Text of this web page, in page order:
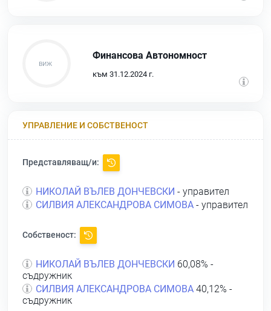
Финансова Автономност
към 31.12.2024 г.
УПРАВЛЕНИЕ И СОБСТВЕНОСТ
Представляващ/и:
НИКОЛАЙ ВЪЛЕВ ДОНЧЕВСКИ - управител
СИЛВИЯ АЛЕКСАНДРОВА СИМОВА - управител
Собственост:
НИКОЛАЙ ВЪЛЕВ ДОНЧЕВСКИ 60,08% -
съдружник
СИЛВИЯ АЛЕКСАНДРОВА СИМОВА 40,12% -
съдружник